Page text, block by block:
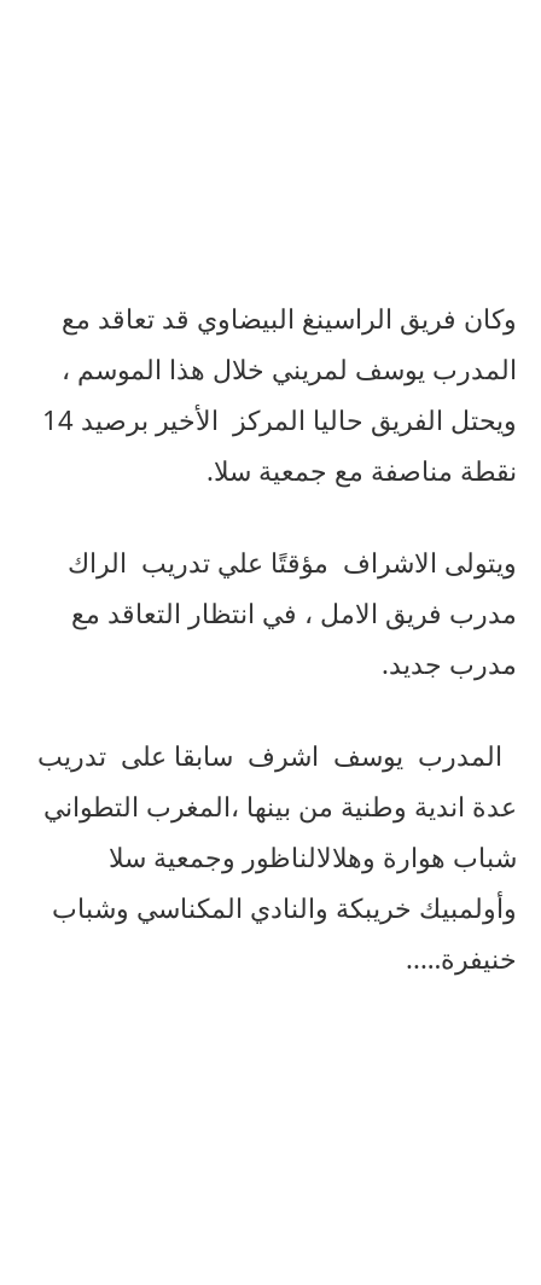
وكان فريق الراسينغ البيضاوي قد تعاقد مع
المدرب يوسف لمريني خلال هذا الموسم ،
ويحتل الفريق حاليا المركز الأخير برصيد
نقطة مناصفة مع جمعية سلا.
ويتولى الاشراف مؤقتًا علي تدريب الراك
مدرب فريق الامل ، في انتظار التعاقد مع
مدرب جديد.
المدرب يوسف اشرف سابقا على تدريب
عدة اندية وطنية من بينها ،المغرب التطواني
شباب هوارة وهلالالناظور وجمعية سلا
وأولمبيك خريبكة والنادي المكناسي وشباب
خنيفرة…..